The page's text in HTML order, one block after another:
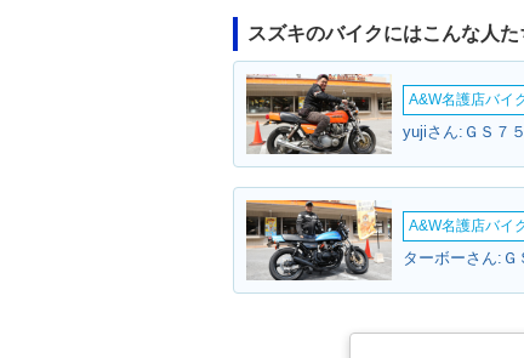
2009年 Let's 4G 2008年
2007年 Let's 4・マイナ
ーチェンジ
2007年
スズキのバイクにはこんな人
A&W名護店バイ
yujiさん:ＧＳ７
A&W名護店バイ
ターボーさん:Ｇ